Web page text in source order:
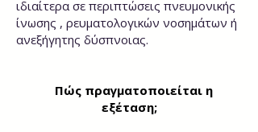
ιδιαίτερα σε περιπτώσεις πνευμονικής
ίνωσης , ρευματολογικών νοσημάτων ή
ανεξήγητης δύσπνοιας.
Πώς πραγματοποιείται η
εξέταση;